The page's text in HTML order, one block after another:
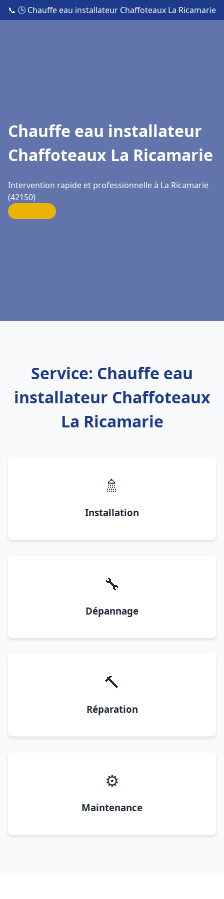
📞 🕒 Chauffe eau installateur Chaffoteaux La Ricamarie
Chauffe eau installateur
Chaffoteaux La Ricamarie
Intervention rapide et professionnelle à La Ricamarie
(42150)
Service: Chauffe eau
installateur Chaffoteaux
La Ricamarie
🚿
Installation
🔧
Dépannage
🔨
Réparation
⚙️
Maintenance